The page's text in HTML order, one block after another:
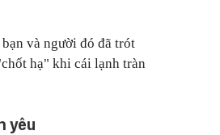
bạn và người đó đã trót
hạ" khi cái lạnh tràn
yêu